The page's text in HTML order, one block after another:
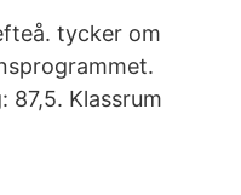
tycker om
87,5. Klassrum